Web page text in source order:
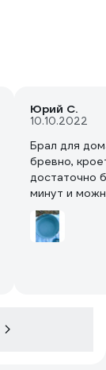
Юрий С.
10.10.2022
Брал для
бревно,
достаточно
минут и